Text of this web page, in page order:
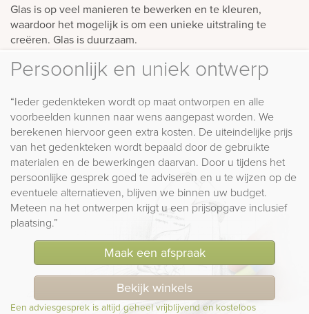
Glas is op veel manieren te bewerken en te kleuren,
waardoor het mogelijk is om een unieke uitstraling te
creëren. Glas is duurzaam.
Persoonlijk en uniek ontwerp
“Ieder gedenkteken wordt op maat ontworpen en alle
voorbeelden kunnen naar wens aangepast worden. We
berekenen hiervoor geen extra kosten. De uiteindelijke prijs
van het gedenkteken wordt bepaald door de gebruikte
materialen en de bewerkingen daarvan. Door u tijdens het
persoonlijke gesprek goed te adviseren en u te wijzen op de
eventuele alternatieven, blijven we binnen uw budget.
Meteen na het ontwerpen krijgt u een prijsopgave inclusief
plaatsing.”
Maak een afspraak
Bekijk winkels
Een adviesgesprek is altijd geheel vrijblijvend en kosteloos